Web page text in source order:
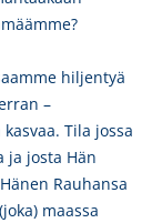
hiljentyä
–
Tila jossa
ja josta Hän
Rauhansa
maassa